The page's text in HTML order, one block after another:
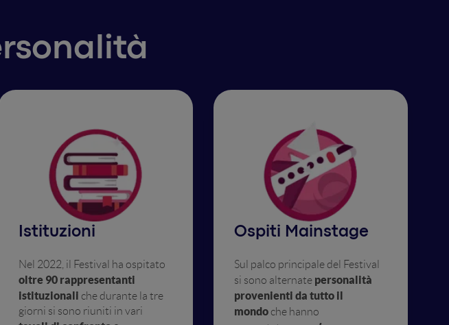
Istituzioni
Nel 2022, il Festival ha ospitato
oltre 90 rappresentanti
istituzionali che durante la tre
giorni si sono riuniti in vari
Ospiti Mainstage
Sul palco principale del Festival
si sono alternate personalità
provenienti da tutto il
mondoche hanno